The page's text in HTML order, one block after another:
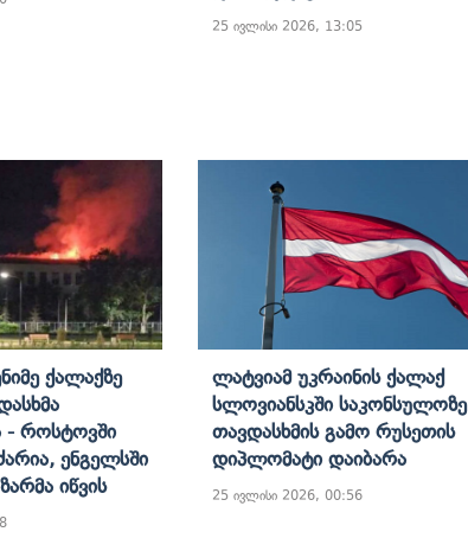
25 ივლისი 2026, 13:05
Ქალაქზე
- Როსტოვში
Ენგელსში
Იწვის
Ლატვიამ Უკრაინის Ქალაქ
Სლოვიანსკში Საკონსულოზე
Თავდასხმის Გამო Რუსეთის
Დიპლომატი Დაიბარა
25 ივლისი 2026, 00:56